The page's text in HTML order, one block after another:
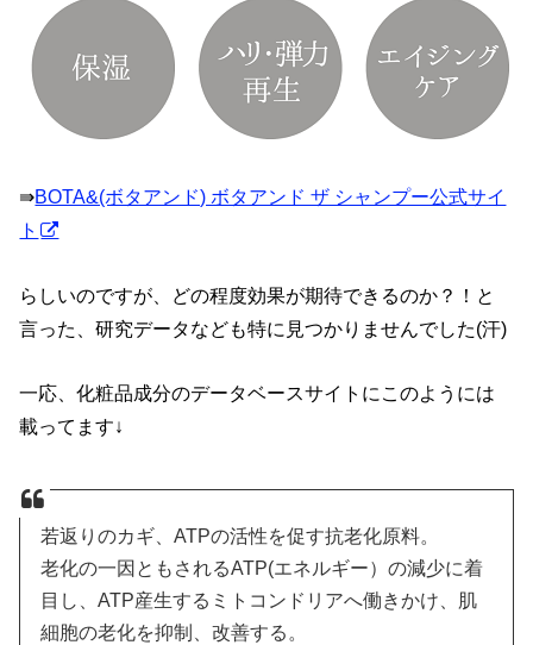
⇛BOTA&(ボタアンド) ボタアンド ザ シャンプー公式サイ
ト
らしいのですが、どの程度効果が期待できるのか？！と
言った、研究データなども特に見つかりませんでした(汗)
一応、化粧品成分のデータベースサイトにこのようには
載ってます↓
若返りのカギ、ATPの活性を促す抗老化原料。
老化の一因ともされるATP(エネルギー）の減少に着
目し、ATP産生するミトコンドリアへ働きかけ、肌
細胞の老化を抑制、改善する。